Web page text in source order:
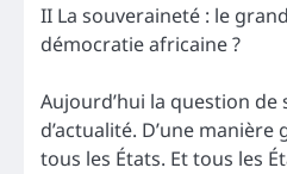
II La souveraineté : le
démocratie africaine ?
Aujourd’hui la question de
d’actualité. D’une manière
tous les États. Et tous les